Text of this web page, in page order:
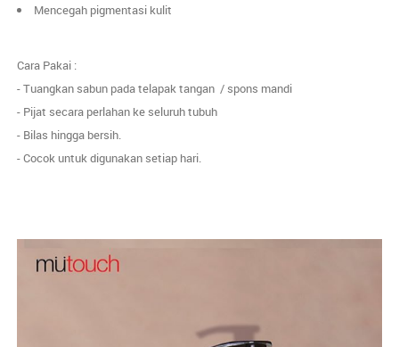
Mencegah pigmentasi kulit
Cara Pakai :
- Tuangkan sabun pada telapak tangan / spons mandi
- Pijat secara perlahan ke seluruh tubuh
- Bilas hingga bersih.
- Cocok untuk digunakan setiap hari.